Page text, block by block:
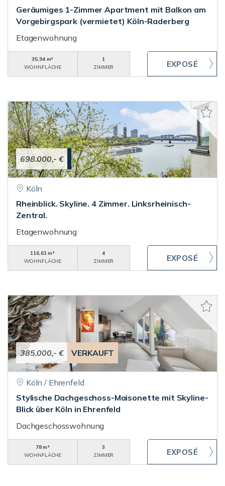
Geräumiges 1-Zimmer Apartment mit Balkon am
Vorgebirgspark (vermietet) Köln-Raderberg
Etagenwohnung
35,94 m²
WOHNFLÄCHE
1
ZIMMER
698.000,- €
Köln
Rheinblick. Skyline. 4 Zimmer. Linksrheinisch-
Zentral.
Etagenwohnung
116,61 m²
WOHNFLÄCHE
4
ZIMMER
385.000,- € VERKAUFT
Köln / Ehrenfeld
Stylische Dachgeschoss-Maisonette mit Skyline-
Blick über Köln in Ehrenfeld
Dachgeschosswohnung
78 m²
WOHNFLÄCHE
3
ZIMMER